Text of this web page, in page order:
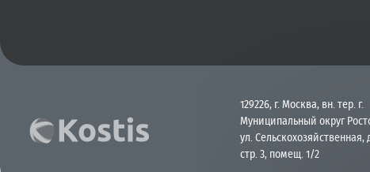
129226, г. Москва, вн. тер. г.
Муниципальный округ
ул. Сельскохозяйственная,
стр. 3, помещ. 1/2